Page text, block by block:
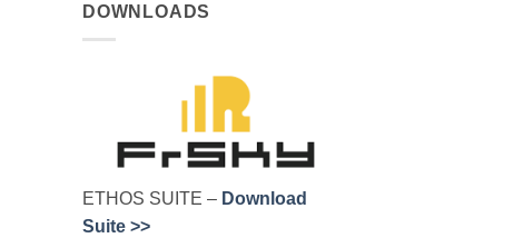
DOWNLOADS
ETHOS SUITE – Download
Suite >>